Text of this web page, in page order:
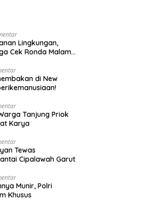
Lingkungan,
Cek Ronda Malam
di New
Tanjung Priok
Karya
Tewas
Cipalawah Garut
Munir, Polri
Khusus